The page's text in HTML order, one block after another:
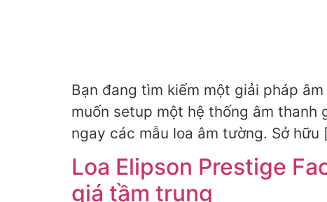
Bạn đang tìm kiếm một giải pháp
muốn setup một hệ thống âm thanh
ngay các mẫu loa âm tường. Sở hữu
Loa Elipson Prestige
giá tầm trung